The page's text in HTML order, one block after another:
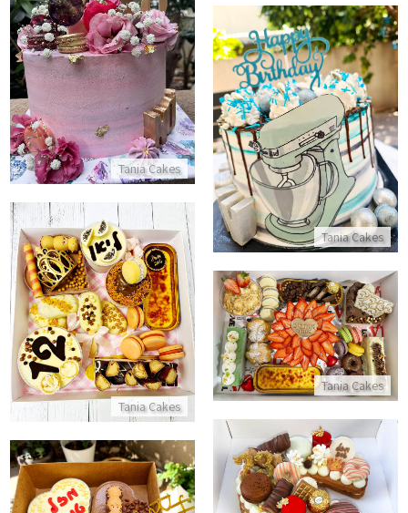
Tania Cakes
עוגה מעוצבת בורוד
התקשר/י
Tania Cakes
עוגה מעוצבת עם מיקסר
התקשר/י
Tania Cakes
מארז קינוחים לבת מצווה
התקשר/י
Tania Cakes
מארז מתוקים של עידוד לבידוד
התקשר/י